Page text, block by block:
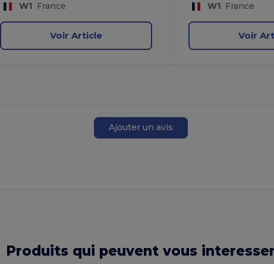
W1 France
Voir Article
W1 France
Voir
Ajouter un avis
Produits qui peuvent vous